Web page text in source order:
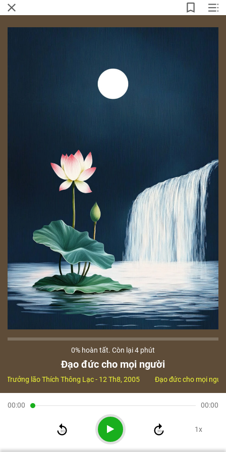
0% hoàn tất. Còn lại4 phút
Đạo đức cho mọi người
Trưởng lão Thích Thông Lạc- 12 Th8, 2005 Đạo đức cho mọi
00:00 00:00
1x